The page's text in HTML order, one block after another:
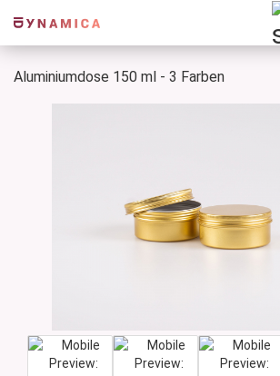
Aluminiumdose 150 ml - 3 Farben